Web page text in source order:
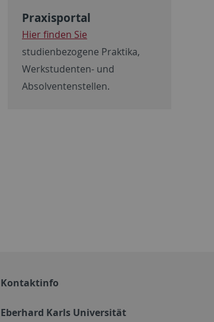
Praxisportal
Hier finden Sie
studienbezogene Praktika,
Werkstudenten- und
Absolventenstellen.
Kontaktinfo
Eberhard Karls Universität